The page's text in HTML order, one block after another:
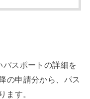
スポートの詳細を
の申請分から、パス
ます。